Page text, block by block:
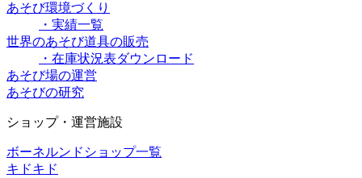
あそび環境づくり
・実績一覧
世界のあそび道具の販売
・在庫状況表ダウンロード
あそび場の運営
あそびの研究
ショップ・運営施設
ボーネルンドショップ一覧
キドキド